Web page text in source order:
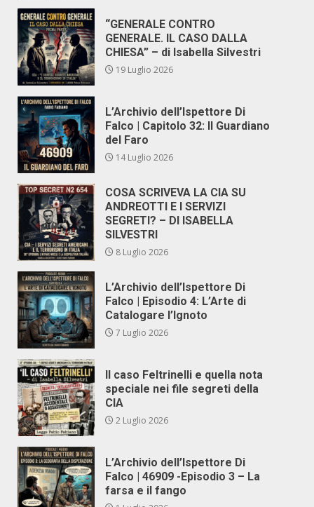
“GENERALE CONTRO
GENERALE. IL CASO DALLA
CHIESA” – di Isabella Silvestri
19 Luglio 2026
L’Archivio dell’Ispettore Di
Falco | Capitolo 32: Il Guardiano
del Faro
14 Luglio 2026
COSA SCRIVEVA LA CIA SU
ANDREOTTI E I SERVIZI
SEGRETI? – DI ISABELLA
SILVESTRI
8 Luglio 2026
L’Archivio dell’Ispettore Di
Falco | Episodio 4: L’Arte di
Catalogare l’Ignoto
7 Luglio 2026
Il caso Feltrinelli e quella nota
speciale nei file segreti della
CIA
2 Luglio 2026
L’Archivio dell’Ispettore Di
Falco | 46909 -Episodio 3 – La
farsa e il fango